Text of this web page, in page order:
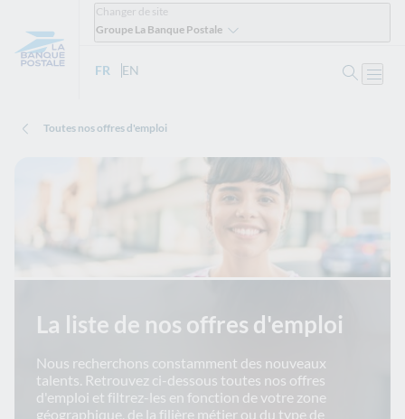
Changer de site
Groupe La Banque Postale
FR - Version française
EN
Toutes nos offres d'emploi
La liste de nos offres d'emploi
Nous recherchons constamment des nouveaux
talents. Retrouvez ci-dessous toutes nos offres
d'emploi et filtrez-les en fonction de votre zone
géographique, de la filière métier ou du type de